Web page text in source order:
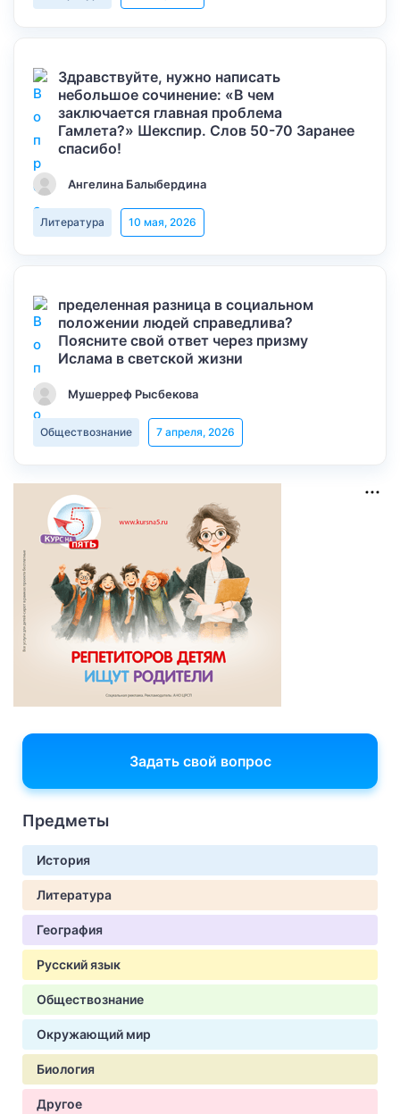
Здравствуйте, нужно написать
небольшое сочинение: «В чем
заключается главная проблема
Гамлета?» Шекспир. Слов 50-70 Заранее
спасибо!
Ангелина Балыбердина
Литература 10 мая, 2026
пределенная разница в социальном
положении людей справедлива?
Поясните свой ответ через призму
Ислама в светской жизни
Мушерреф Рысбекова
Обществознание 7 апреля, 2026
Задать свой вопрос
Предметы
История
Литература
География
Русский язык
Обществознание
Окружающий мир
Биология
Другое